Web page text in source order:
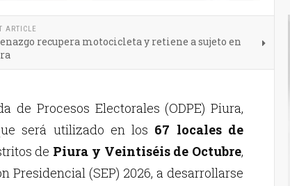
ARTICLE
recupera motocicleta y retiene a sujeto en
de Procesos Electorales (ODPE) Piura,
será utilizado en los 67 locales de
de Piura y Veintiséis de Octubre,
Presidencial (SEP) 2026, a desarrollarse